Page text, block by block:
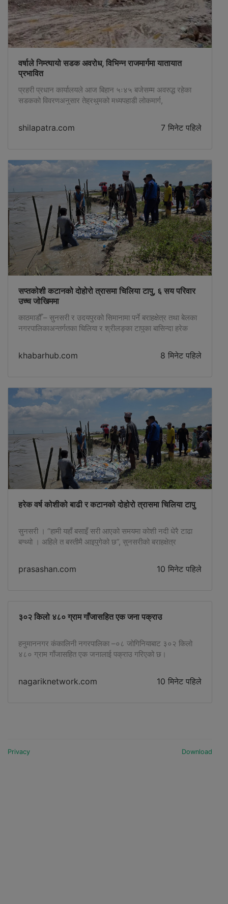
वर्षाले निम्त्यायो सडक अवरोध, विभिन्न राजमार्गमा यातायात
प्रभावित
प्रहरी प्रधान कार्यालयले आज बिहान ५ः४५ बजेसम्म अवरुद्ध रहेका
सडकको विवरणअनुसार तेह्रथुमको मध्यपहाडी लोकमार्ग,
करिडोरलगायत सडकखण्डमा यातायात प्रभावित भएको छ ।
shilapatra.com 7 मिनेट पहिले
सप्तकोशी कटानको दोहोरो त्रासमा चिलिया टापु, ६ सय परिवार
उच्च जोखिममा
काठमाडौँ – सुनसरी र उदयपुरको सिमानामा पर्ने बराहक्षेत्र तथा बेलका
नगरपालिकाअन्तर्गतका चिलिया र श्रीलङ्का टापुका बासिन्दा हरेक
स्थानीय पदम राईका अनुसार बर्सेनि नदी बस्तीतर्फ ढल्कँदै आएको छ।
हाल स्थानीय बासिन्दा, नेपाल प्रहरी, सशस्त्र प्रहरी, नेपाली सेना र
khabarhub.com 8 मिनेट पहिले
हरेक वर्ष कोशीको बाढी र कटानको दोहोरो त्रासमा चिलिया टापु
सुनसरी । “हामी यहाँ बसाइँ सरी आएको समयमा कोशी नदी धेरै टाढा
बग्थ्यो । अहिले त बस्तीमै आइपुगेको छ”, सुनसरीको बराहक्षेत्र
विसं २०७४ देखि सपरिवार यहाँ बसोबास गर्दै आएका राईले एक बिघा
जमिनमा धान र मकै खेती गर्नुका साथै केही गाई भैँसी पालेर
prasashan.com 10 मिनेट पहिले
३०२ किलो ४८० ग्राम गाँजासहित एक जना पक्राउ
हनुमाननगर कंकालिनी नगरपालिका –०८ जोगिनियाबाट ३०२ किलो
४८० ग्राम गाँजासहित एक जनालाई पक्राउ गरिएको छ।
nagariknetwork.com 10 मिनेट पहिले
Privacy Download